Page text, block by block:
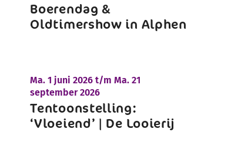
Boerendag &
Oldtimershow in Alphen
Ma. 1 juni 2026 t/mMa. 21
september 2026
Tentoonstelling:
‘Vloeiend’ | De Looierij